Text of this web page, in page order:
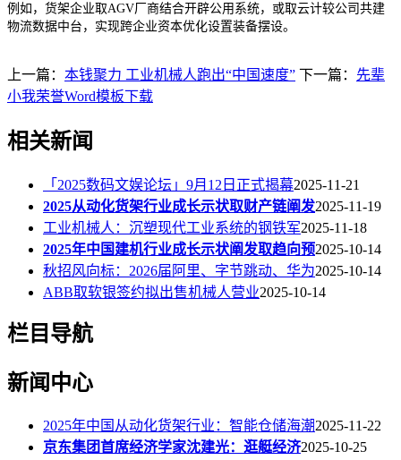
例如，货架企业取AGV厂商结合开辟公用系统，或取云计较公司共建
物流数据中台，实现跨企业资本优化设置装备摆设。
上一篇： 本钱聚力 工业机械人跑出“中国速度” 下一篇： 先辈
小我荣誉Word模板下载
相关新闻
「2025数码文娱论坛」9月12日正式揭幕2025-11-21
2025从动化货架行业成长示状取财产链阐发2025-11-19
工业机械人：沉塑现代工业系统的钢铁军2025-11-18
2025年中国建机行业成长示状阐发取趋向预2025-10-14
秋招风向标：2026届阿里、字节跳动、华为2025-10-14
ABB取软银签约拟出售机械人营业2025-10-14
栏目导航
新闻中心
2025年中国从动化货架行业：智能仓储海潮2025-11-22
京东集团首席经济学家沈建光：逛艇经济2025-10-25